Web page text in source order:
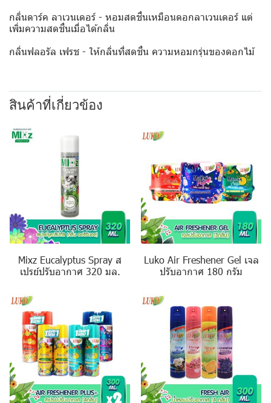
กลิ่นดาร์ค ลาเวนเดอร์ - หอมสดชื่นเหมือนดอกลาเวนเดอร์ แต่
เพิ่มความสดชื่นเมื่อได้กลิ่น
กลิ่นฟลอรัล เฟรช - ให้กลิ่นที่สดชื่น ความหอมกรุ่นของดอกไม้
สินค้าที่เกี่ยวข้อง
Mixz Eucalyptus Spray ส
เปรย์ปรับอากาศ 320 มล.
Luko Air Freshener Gel เจล
ปรับอากาศ 180 กรัม